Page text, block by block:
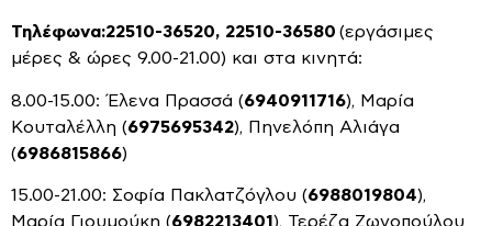
Τηλέφωνα:22510-36520, 22510-36580 (εργάσιμες
μέρες & ώρες 9.00-21.00) και στα κινητά:
8.00-15.00: Έλενα Πρασσά (6940911716), Μαρία
Κουταλέλλη (6975695342), Πηνελόπη Αλιάγα
(6986815866)
15.00-21.00: Σοφία Πακλατζόγλου (6988019804),
Μαρία Γιουμούκη (6982213401 ), Τερέζα Ζωγοπούλου